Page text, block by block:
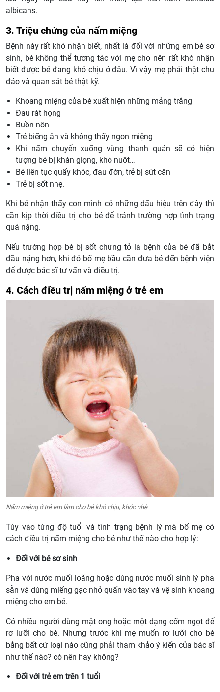
albicans.
3. Triệu chứng của nấm miệng
Bệnh này rất khó nhận biết, nhất là đối với những em bé sơ
sinh, bé không thể tương tác với mẹ cho nên rất khó nhận
biết được bé đang khó chịu ở đâu. Vì vậy mẹ phải thật chu
đáo và quan sát bé thật kỹ.
Khoang miệng của bé xuất hiện những mảng trắng.
Đau rát họng
Buồn nôn
Trẻ biếng ăn và không thấy ngon miệng
Khi nấm chuyển xuống vùng thanh quản sẽ có hiện
tượng bé bị khàn giọng, khó nuốt…
Bé liên tục quấy khóc, đau đớn, trẻ bị sút cân
Trẻ bị sốt nhẹ.
Khi bé nhận thấy con mình có những dấu hiệu trên đây thì
cần kịp thời điều trị cho bé để tránh trường hợp tình trạng
quá nặng.
Nếu trường hợp bé bị sốt chứng tỏ là bệnh của bé đã bắt
đầu nặng hơn, khi đó bố mẹ bầu cần đưa bé đến bệnh viện
để được bác sĩ tư vấn và điều trị.
4. Cách điều trị nấm miệng ở trẻ em
Nấm miệng ở trẻ em làm cho bé khó chịu, khóc nhè
Tùy vào từng độ tuổi và tình trạng bệnh lý mà bố mẹ có
cách điều trị nấm miệng cho bé như thế nào cho hợp lý:
Đối với bé sơ sinh
Pha với nước muối loãng hoặc dùng nước muối sinh lý pha
sẵn và dùng miếng gạc nhỏ quấn vào tay và vệ sinh khoang
miệng cho em bé.
Có nhiều người dùng mật ong hoặc một dạng cốm ngọt để
rơ lưỡi cho bé. Nhưng trước khi mẹ muốn rơ lưỡi cho bé
bằng bất cứ loại nào cũng phải tham khảo ý kiến của bác sĩ
như thế nào? có nên hay không?
Đối với trẻ em trên 1 tuổi